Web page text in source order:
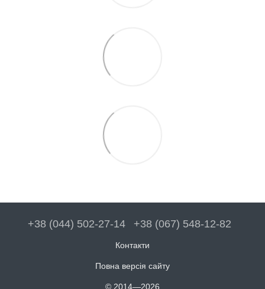
+38 (044) 502-27-14 +38 (067) 548-12-82
Контакти
Повна версія сайту
© 2014—2026